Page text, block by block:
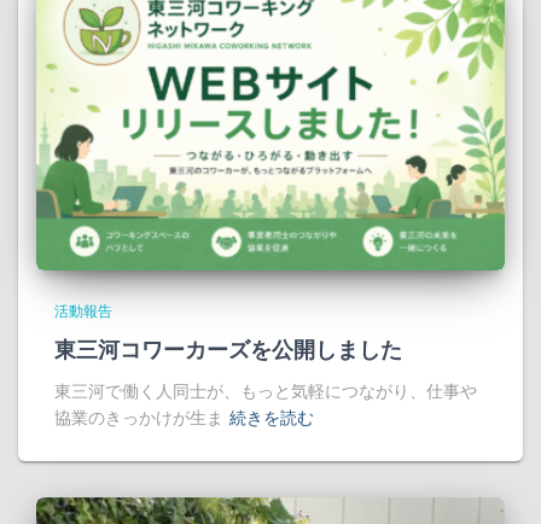
活動報告
東三河コワーカーズを公開しました
東三河で働く人同士が、もっと気軽につながり、仕事や
協業のきっかけが生ま 続きを読む